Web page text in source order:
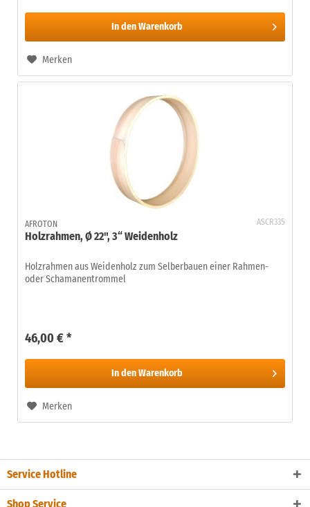
In den Warenkorb
Merken
ASCR335
AFROTON
Holzrahmen, Ø 22", 3“ Weidenholz
Holzrahmen aus Weidenholz zum Selberbauen einer Rahmen-
oder Schamanentrommel
46,00 € *
In den Warenkorb
Merken
Service Hotline
Shop Service